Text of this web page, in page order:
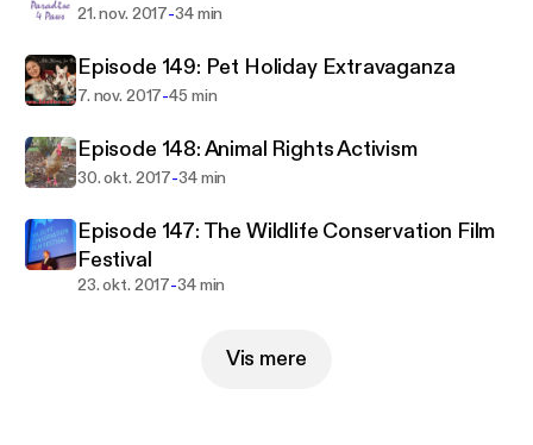
21. nov. 2017-34 min
Episode 149: Pet Holiday Extravaganza
7. nov. 2017-45 min
Episode 148: Animal Rights Activism
30. okt. 2017-34 min
Episode 147: The Wildlife Conservation Film
Festival
23. okt. 2017-34 min
Vis mere